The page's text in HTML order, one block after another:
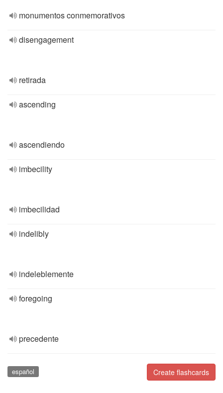
monumentos conmemorativos
disengagement
retirada
ascending
ascendiendo
imbecility
imbecilidad
indelibly
indeleblemente
foregoing
precedente
Create flashcards
español